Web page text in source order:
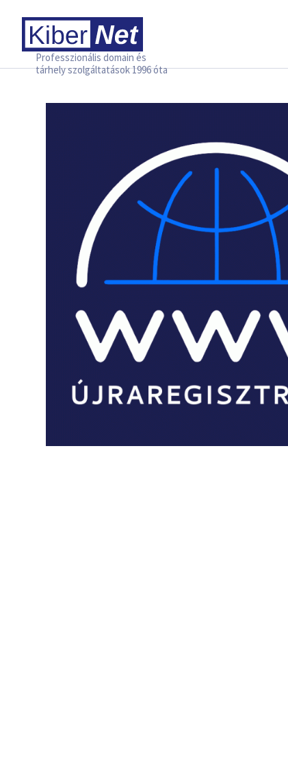
Professzionális domain és
tárhely szolgáltatások 1996 óta